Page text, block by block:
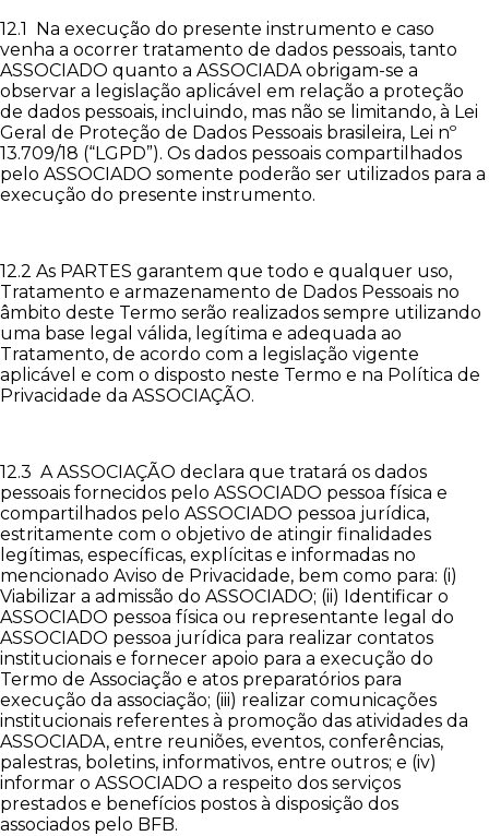
12.1 Na execução do presente instrumento e caso
venha a ocorrer tratamento de dados pessoais, tanto
ASSOCIADO quanto a ASSOCIADA obrigam-se a
observar a legislação aplicável em relação a proteção
de dados pessoais, incluindo, mas não se limitando, à Lei
Geral de Proteção de Dados Pessoais brasileira, Lei nº
13.709/18 (“LGPD”). Os dados pessoais compartilhados
pelo ASSOCIADO somente poderão ser utilizados para a
execução do presente instrumento.
12.2 As PARTES garantem que todo e qualquer uso,
Tratamento e armazenamento de Dados Pessoais no
âmbito deste Termo serão realizados sempre utilizando
uma base legal válida, legítima e adequada ao
Tratamento, de acordo com a legislação vigente
aplicável e com o disposto neste Termo e na Política de
Privacidade da ASSOCIAÇÃO.
12.3 A ASSOCIAÇÃO declara que tratará os dados
pessoais fornecidos pelo ASSOCIADO pessoa física e
compartilhados pelo ASSOCIADO pessoa jurídica,
estritamente com o objetivo de atingir finalidades
legítimas, específicas, explícitas e informadas no
mencionado Aviso de Privacidade, bem como para: (i)
Viabilizar a admissão do ASSOCIADO; (ii) Identificar o
ASSOCIADO pessoa física ou representante legal do
ASSOCIADO pessoa jurídica para realizar contatos
institucionais e fornecer apoio para a execução do
Termo de Associação e atos preparatórios para
execução da associação; (iii) realizar comunicações
institucionais referentes à promoção das atividades da
ASSOCIADA, entre reuniões, eventos, conferências,
palestras, boletins, informativos, entre outros; e (iv)
informar o ASSOCIADO a respeito dos serviços
prestados e benefícios postos à disposição dos
associados pelo BFB.